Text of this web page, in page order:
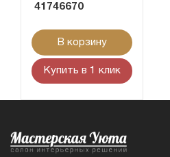
41746670
В корзину
Купить в 1 клик